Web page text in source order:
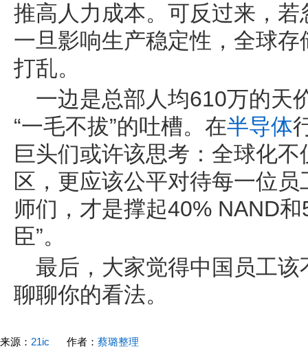
推高人力成本。可反过来，
一旦影响生产稳定性，全球
打乱。
一边是总部人均610万的天
“一毛不拔”的吐槽。在半导体
巨头们或许该思考：全球化
区，更应该公平对待每一位
师们，才是撑起40% NAND
臣”。
最后，大家觉得中国员工
聊聊你的看法。
来源： 21ic 作者： 蔡璐整理